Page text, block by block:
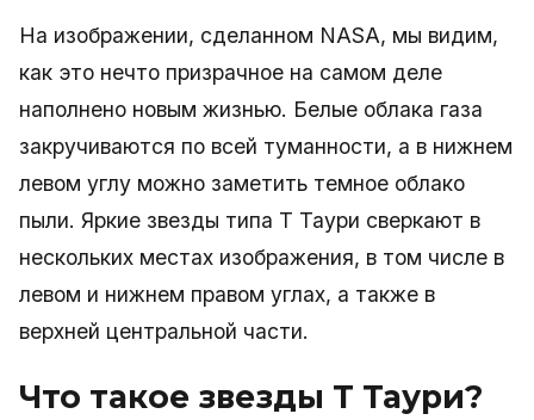
На изображении, сделанном NASA, мы видим,
как это нечто призрачное на самом деле
наполнено новым жизнью. Белые облака газа
закручиваются по всей туманности, а в нижнем
левом углу можно заметить темное облако
пыли. Яркие звезды типа Т Таури сверкают в
нескольких местах изображения, в том числе в
левом и нижнем правом углах, а также в
верхней центральной части.
Что такое звезды Т Таури?